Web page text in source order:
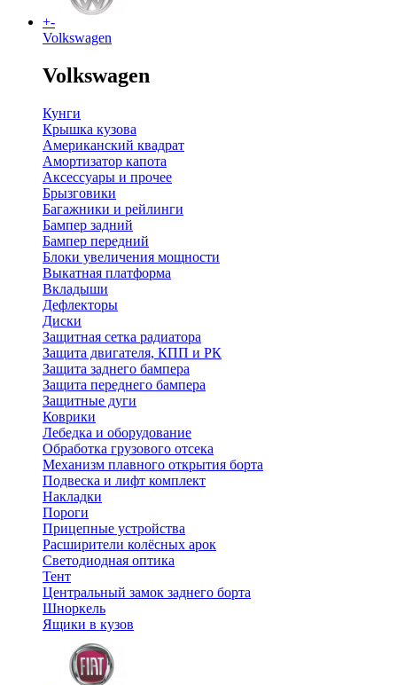
+-
Volkswagen
Volkswagen
Кунги
Крышка кузова
Американский квадрат
Амортизатор капота
Аксессуары и прочее
Брызговики
Багажники и рейлинги
Бампер задний
Бампер передний
Блоки увеличения мощности
Выкатная платформа
Вкладыши
Дефлекторы
Диски
Защитная сетка радиатора
Защита двигателя, КПП и РК
Защита заднего бампера
Защита переднего бампера
Защитные дуги
Коврики
Лебедка и оборудование
Обработка грузового отсека
Механизм плавного открытия борта
Подвеска и лифт комплект
Накладки
Пороги
Прицепные устройства
Расширители колёсных арок
Светодиодная оптика
Тент
Центральный замок заднего борта
Шноркель
Ящики в кузов